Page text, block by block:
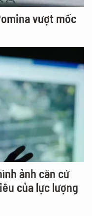
vượt mốc
ảnh căn cứ
của lực lượng